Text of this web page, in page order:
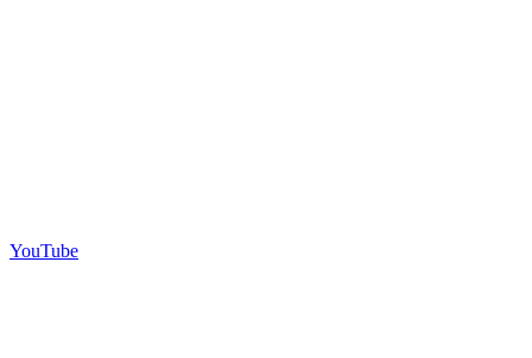
YouTube